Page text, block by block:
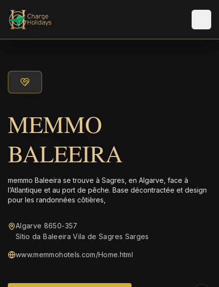
MEMMO
BALEEIRA
memmo Baleeira se trouve à Sagres, en Algarve, face à
l’Atlantique et au port de pêche. Base décontractée et design
pour les randonnées côtières,
Algarve 8650-357
Sítio da Baleeira Vila de Sagres Sarges
www.memmohotels.com/Home.html